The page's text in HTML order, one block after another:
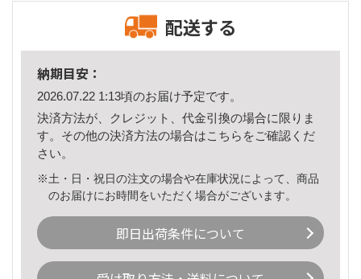
配送する
納期目安：
2026.07.22 1:13頃のお届け予定です。
決済方法が、クレジット、代金引換の場合に限りま
す。その他の決済方法の場合はこちら をご確認くだ
さい。
※土・日・祝日の注文の場合や在庫状況によって、商品
のお届けにお時間をいただく場合がございます。
即日出荷条件について